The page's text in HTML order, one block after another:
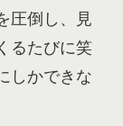
圧倒し、見
るたびに笑
しかできな